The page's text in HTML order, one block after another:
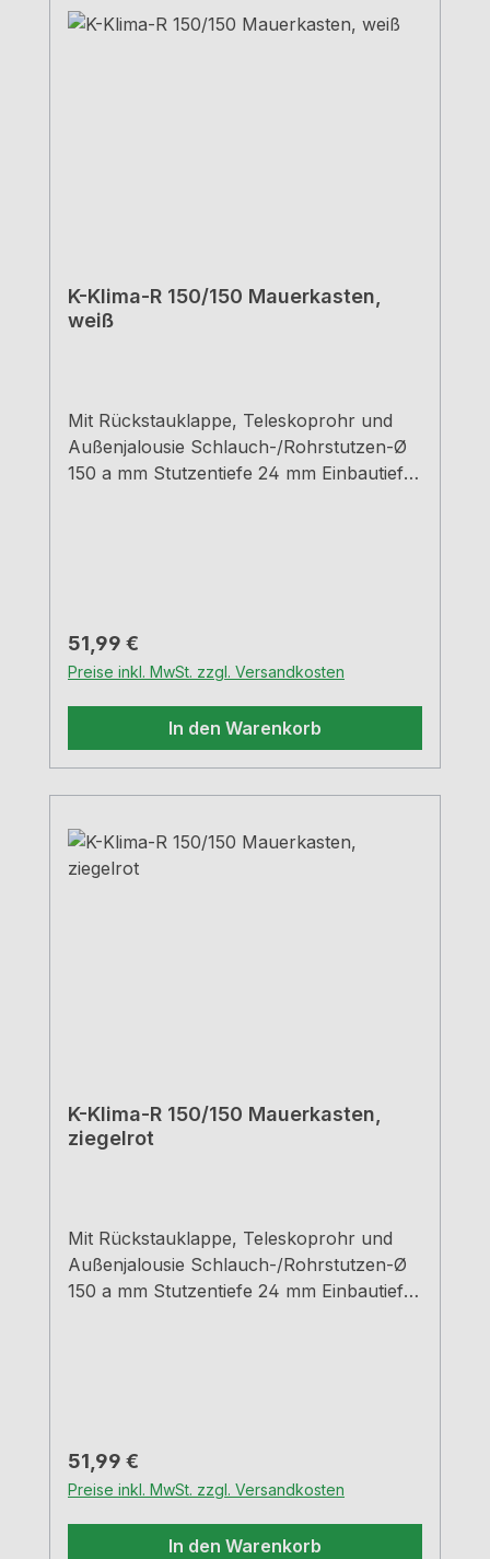
K-Klima-R 150/150 Mauerkasten,
weiß
Mit Rückstauklappe, Teleskoprohr und
Außenjalousie Schlauch-/Rohrstutzen-Ø
150 a mm Stutzentiefe 24 mm Einbautiefe
Regulärer Preis:
51,99 €
Preise inkl. MwSt. zzgl. Versandkosten
In den Warenkorb
K-Klima-R 150/150 Mauerkasten,
ziegelrot
Mit Rückstauklappe, Teleskoprohr und
Außenjalousie Schlauch-/Rohrstutzen-Ø
150 a mm Stutzentiefe 24 mm Einbautiefe
Regulärer Preis:
51,99 €
Preise inkl. MwSt. zzgl. Versandkosten
In den Warenkorb